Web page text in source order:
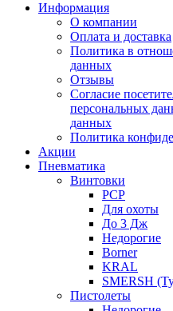
Информация
О компании
Оплата и доставка
Политика в
данных
Отзывы
Согласие
персональных
данных
Политика
Акции
Пневматика
Винтовки
PCP
Для охоты
До 3 Дж
Недорогие
Borner
KRAL
SMERSH
Пистолеты